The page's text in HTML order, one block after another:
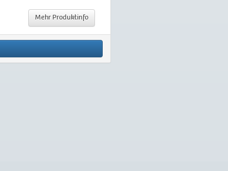
Mehr Produktinfo